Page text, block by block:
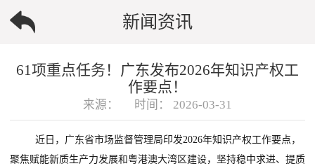
新闻资讯
61项重点任务！广东发布2026年知识产权工
作要点！
来源： 时间： 2026-03-31
近日，广东省市场监督管理局印发2026年知识产权工作要点，
聚焦赋能新质生产力发展和粤港澳大湾区建设，坚持稳中求进、提质